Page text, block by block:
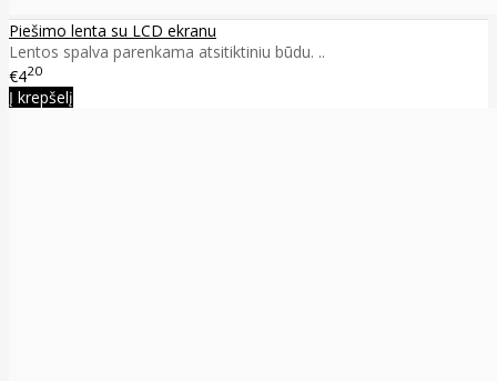
Piešimo lenta su LCD ekranu
Lentos spalva parenkama atsitiktiniu būdu. ..
€420
Į krepšelį